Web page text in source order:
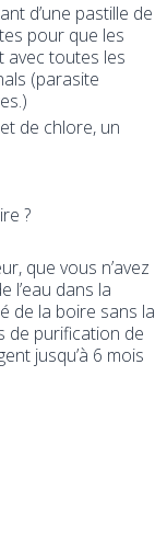
d’une pastille de
pour que les
avec toutes les
(parasite
de chlore, un
?
que vous n’avez
l’eau dans la
de la boire sans la
de purification de
jusqu’à 6 mois